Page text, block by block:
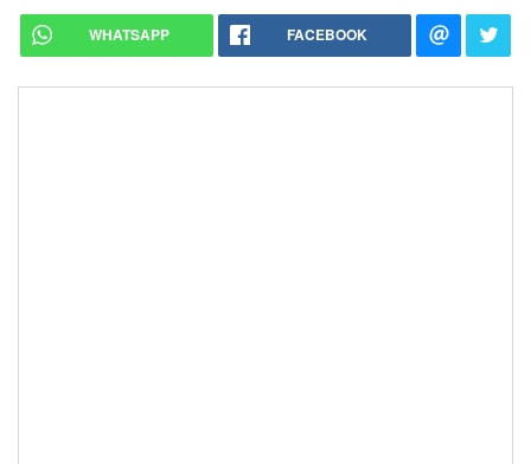
WHATSAPP FACEBOOK